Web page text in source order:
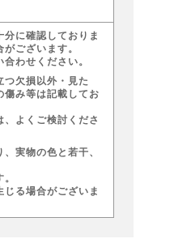
に確認しておりま
ございます。
わせください。
つ欠損以外・見た
傷み等は記載してお
よくご検討くださ
実物の色と若干、
る場合がございま